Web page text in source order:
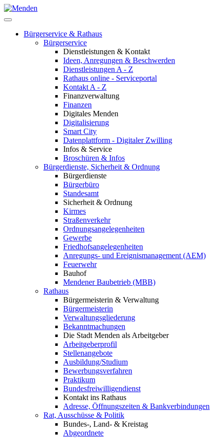
Bürgerservice & Rathaus
Bürgerservice
Dienstleistungen & Kontakt
Ideen, Anregungen & Beschwerden
Dienstleistungen A - Z
Rathaus online - Serviceportal
Kontakt A - Z
Finanzverwaltung
Finanzen
Digitales Menden
Digitalisierung
Smart City
Datenplattform - Digitaler Zwilling
Infos & Service
Broschüren & Infos
Bürgerdienste, Sicherheit & Ordnung
Bürgerdienste
Bürgerbüro
Standesamt
Sicherheit & Ordnung
Kirmes
Straßenverkehr
Ordnungsangelegenheiten
Gewerbe
Friedhofsangelegenheiten
Anregungs- und Ereignismanagement (AEM)
Feuerwehr
Bauhof
Mendener Baubetrieb (MBB)
Rathaus
Bürgermeisterin & Verwaltung
Bürgermeisterin
Verwaltungsgliederung
Bekanntmachungen
Die Stadt Menden als Arbeitgeber
Arbeitgeberprofil
Stellenangebote
Ausbildung/Studium
Bewerbungsverfahren
Praktikum
Bundesfreiwilligendienst
Kontakt ins Rathaus
Adresse, Öffnungszeiten & Bankverbindungen
Rat, Ausschüsse & Politik
Bundes-, Land- & Kreistag
Abgeordnete